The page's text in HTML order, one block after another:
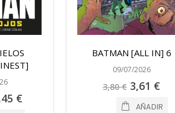
€
BATMAN [ALL IN] 6
09/07/2026
3,80 € Precio
especial
3,61 €
AÑADIR